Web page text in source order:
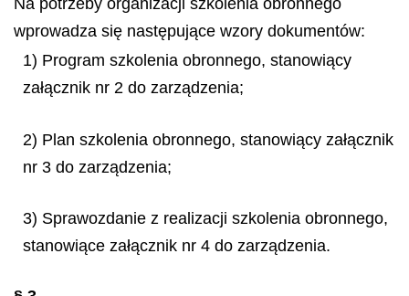
Na potrzeby organizacji szkolenia obronnego
wprowadza się następujące wzory dokumentów:
1) Program szkolenia obronnego, stanowiący
załącznik nr 2 do zarządzenia;
2) Plan szkolenia obronnego, stanowiący załącznik
nr 3 do zarządzenia;
3) Sprawozdanie z realizacji szkolenia obronnego,
stanowiące załącznik nr 4 do zarządzenia.